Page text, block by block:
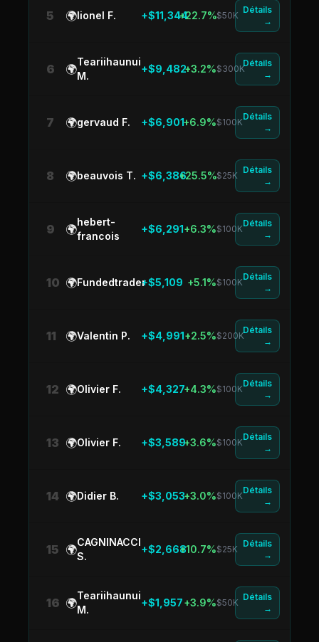
5 🌍lionel F. +$11,344+22.7%$50K
Détails
→
6 🌍
Teariihaunui
M.
+$9,482+3.2%$300K
Détails
→
7 🌍gervaud F. +$6,901+6.9%$100K
Détails
→
8 🌍beauvois T. +$6,386+25.5%$25K
Détails
→
9 🌍
hebert-
francois
+$6,291+6.3%$100K
Détails
→
10 🌍Fundedtrader+$5,109 +5.1%$100K
Détails
→
11 🌍Valentin P. +$4,991+2.5%$200K
Détails
→
12 🌍Olivier F. +$4,327+4.3%$100K
Détails
→
13 🌍Olivier F. +$3,589+3.6%$100K
Détails
→
14 🌍Didier B. +$3,053+3.0%$100K
Détails
→
15 🌍
CAGNINACCI
S.
+$2,668+10.7%$25K
Détails
→
16 🌍
Teariihaunui
M.
+$1,957+3.9%$50K
Détails
→